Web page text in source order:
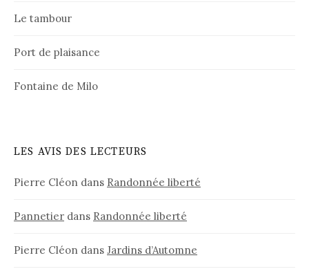
Le tambour
Port de plaisance
Fontaine de Milo
LES AVIS DES LECTEURS
Pierre Cléon dans Randonnée liberté
Pannetier dans Randonnée liberté
Pierre Cléon dans Jardins d’Automne